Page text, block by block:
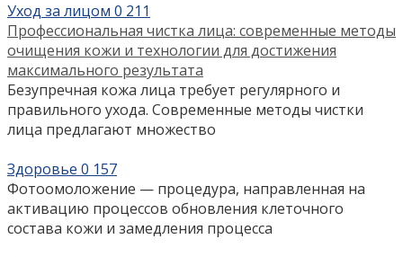
Уход за лицом 0 211
Профессиональная чистка лица: современные методы
очищения кожи и технологии для достижения
максимального результата
Безупречная кожа лица требует регулярного и
правильного ухода. Современные методы чистки
лица предлагают множество
Здоровье 0 157
Фотоомоложение — процедура, направленная на
активацию процессов обновления клеточного
состава кожи и замедления процесса